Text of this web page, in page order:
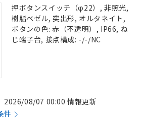
押ボタンスイッチ（φ22）, 非照光,
樹脂ベゼル, 突出形, オルタネイト,
ボタンの色: 赤（不透明）, IP66, ね
じ端子台, 接点構成: -/-/NC
2026/08/07 00:00 情報更新
件